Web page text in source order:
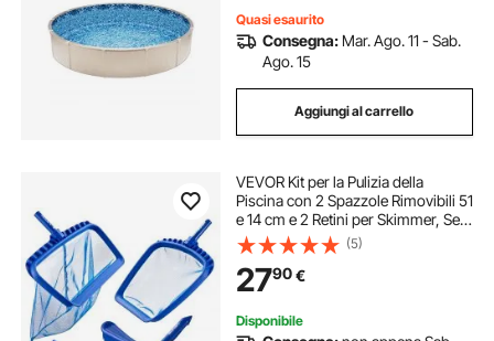
Quasi esaurito
Consegna: Mar. Ago. 11 - Sab.
Ago. 15
Aggiungi al carrello
VEVOR Kit per la Pulizia della
Piscina con 2 Spazzole Rimovibili 51
e 14 cm e 2 Retini per Skimmer, Set
di Strumenti per Pulire le Piscine
Interrate Fuori Terra per Foglie,
Maglia Fine, Senza Pali
(5)
2790€
Disponibile